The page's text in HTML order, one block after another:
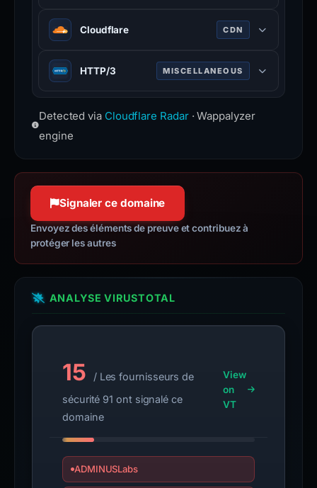
Performance monitoring tool that
measures website speed from real
www.cloudflare.com
Cloudflare CDN
Web infrastructure and security
company providing CDN, DDoS
www.cloudflare.com
HTTP/3 MISCELLANEOUS
Third major version of HTTP
protocol, built on QUIC for faster,
Detected via Cloudflare Radar· Wappalyzer
engine
Signaler ce domaine
Envoyez des éléments de preuve et contribuez à
protéger les autres
ANALYSE VIRUSTOTAL
15
/ Les fournisseurs de
sécurité 91 ont signalé ce
domaine
View
on
VT
ADMINUSLabs